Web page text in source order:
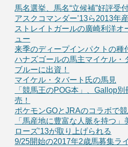
馬名選挙、馬名“立候補”好評受付
アスクコマンダー’13ら2013年
ストレイトガールの廣崎利洋オ
ュー
来季のディープインパクトの種
ハナズゴールの馬主マイケル・
ブルーに出資！
マイケル・タバート氏の馬見
「競馬王のPOG本」、Gallop
売！
ポケモンGOとJRAのコラボで
「馬産地に豊富な人脈を持つ
ローズ’13が取り上げられる
9/25開始の2017年2歳馬募集ラ